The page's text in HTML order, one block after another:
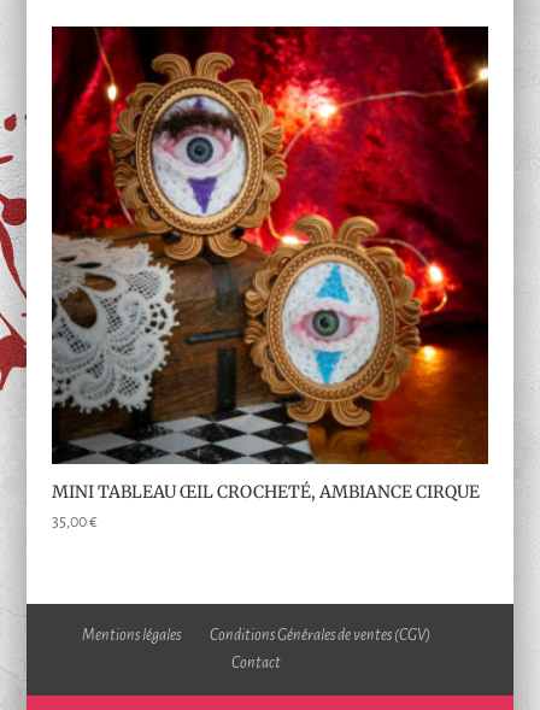
MINI TABLEAU ŒIL CROCHETÉ, AMBIANCE CIRQUE
35,00€
Mentions légales
Conditions Générales de ventes (CGV)
Contact